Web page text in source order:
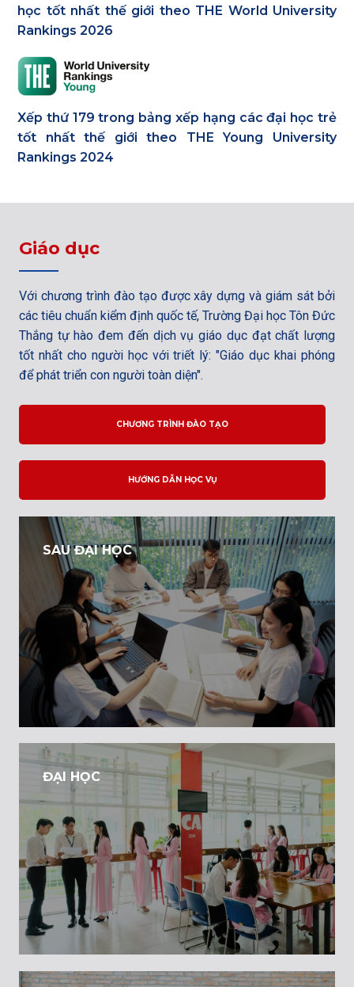
học tốt nhất thế giới theo THE World University
Rankings 2026
Xếp thứ 179 trong bảng xếp hạng các đại học trẻ
tốt nhất thế giới theo THE Young University
Rankings 2024
Giáo dục
Với chương trình đào tạo được xây dựng và giám sát bởi
các tiêu chuẩn kiểm định quốc tế, Trường Đại học Tôn Đức
Thắng tự hào đem đến dịch vụ giáo dục đạt chất lượng
tốt nhất cho người học với triết lý: "Giáo dục khai phóng
để phát triển con người toàn diện".
CHƯƠNG TRÌNH ĐÀO TẠO
HƯỚNG DẪN HỌC VỤ
SAU ĐẠI HỌC
ĐẠI HỌC